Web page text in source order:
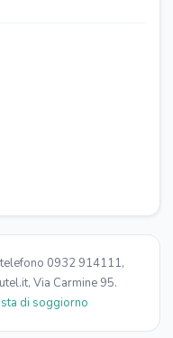
0932 914111,
Via Carmine 95.
di soggiorno